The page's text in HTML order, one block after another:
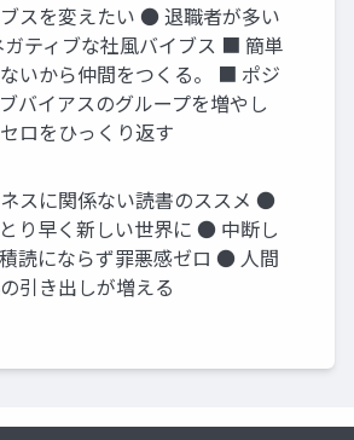
スを変えたい ● 退職者が多い
ティブな社風バイブス ■ 簡単
いから仲間をつくる。 ■ ポジ
バイアスのグループを増やし
ロをひっくり返す
スに関係ない読書のススメ ●
り早く新しい世界に ● 中断し
読にならず罪悪感ゼロ ● 人間
引き出しが増える